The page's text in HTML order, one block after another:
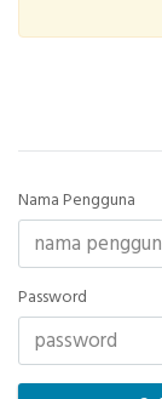
Nama Pengguna
Password